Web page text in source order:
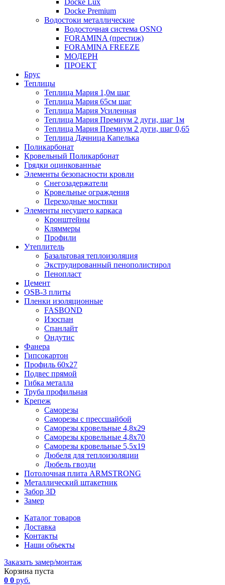
Docke Lux
Docke Premium
Водостоки металлические
Водосточная система OSNO
FORAMINA (престиж)
FORAMINA FREEZE
МОДЕРН
ПРОЕКТ
Брус
Теплицы
Теплица Мария 1,0м шаг
Теплица Мария 65см шаг
Теплица Мария Усиленная
Теплица Мария Премиум 2 дуги, шаг 1м
Теплица Мария Премиум 2 дуги, шаг 0,65
Теплица Дачница Капелька
Поликарбонат
Кровельный Поликарбонат
Грядки оцинкованные
Элементы безопасности кровли
Снегозадержатели
Кровельные ограждения
Переходные мостики
Элементы несущего каркаса
Кронштейны
Кляммеры
Профили
Утеплитель
Базальтовая теплоизоляция
Экструдированный пенополистирол
Пенопласт
Цемент
OSB-3 плиты
Пленки изоляционные
FASBOND
Изоспан
Спанлайт
Ондутис
Фанера
Гипсокартон
Профиль 60х27
Подвес прямой
Гибка металла
Труба профильная
Крепеж
Саморезы
Саморезы с прессшайбой
Саморезы кровельные 4,8х29
Саморезы кровельные 4,8х70
Саморезы кровельные 5,5х19
Дюбеля для теплоизоляции
Дюбель гвозди
Потолочная плита ARMSTRONG
Металлический штакетник
Забор 3D
Замер
Каталог товаров
Доставка
Контакты
Наши объекты
Заказать замер/монтаж
Корзина пуста
0 0 руб.